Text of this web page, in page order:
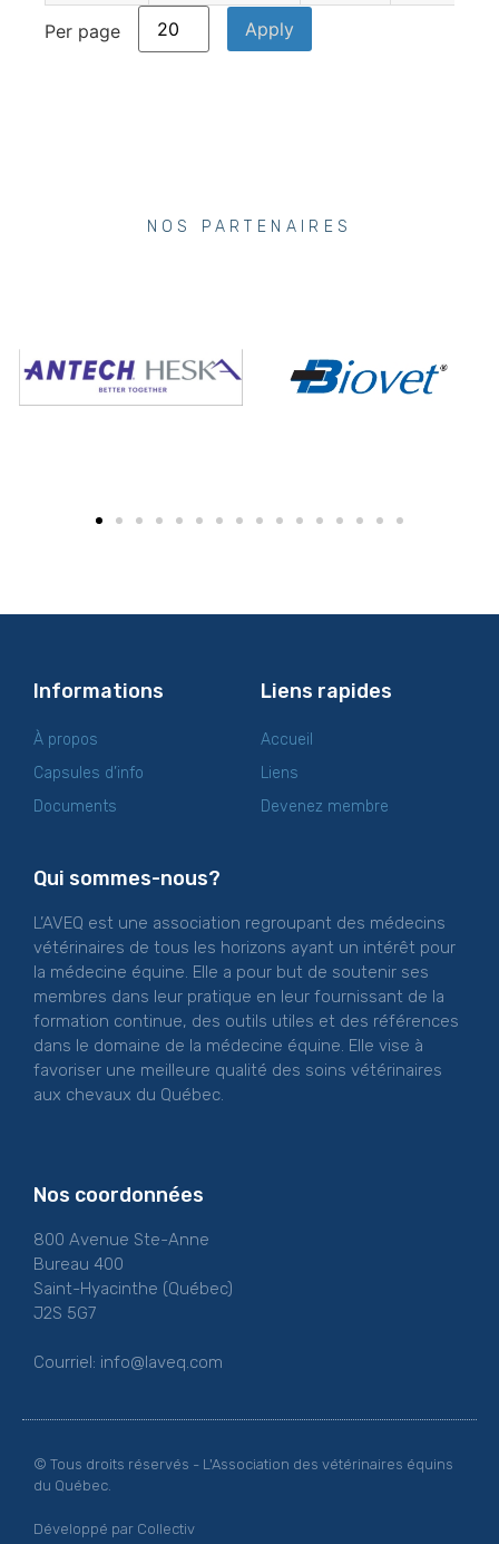
Per page
NOS PARTENAIRES
Informations
À propos
Capsules d’info
Documents
Liens rapides
Accueil
Liens
Devenez membre
Qui sommes-nous?
L’AVEQ est une association regroupant des médecins
vétérinaires de tous les horizons ayant un intérêt pour
la médecine équine. Elle a pour but de soutenir ses
membres dans leur pratique en leur fournissant de la
formation continue, des outils utiles et des références
dans le domaine de la médecine équine. Elle vise à
favoriser une meilleure qualité des soins vétérinaires
aux chevaux du Québec.
Nos coordonnées
800 Avenue Ste-Anne
Bureau 400
Saint-Hyacinthe (Québec)
J2S 5G7
Courriel: info@laveq.com
© Tous droits réservés - L'Association des vétérinaires équins
du Québec.
Développé par Collectiv